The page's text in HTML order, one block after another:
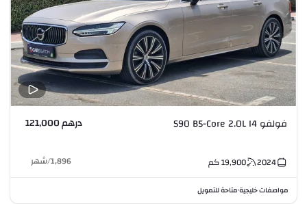
فولفو S90 B5-Core 2.0L I4 درهم 121,000
2024
19,900كم 1,896
/شهر
مواصفات خليجية•متاحة للتمويل